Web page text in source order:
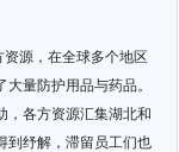
源，在全球多个地区
量防护用品与药品。
，各方资源汇集湖北和
到纾解，滞留员工们也